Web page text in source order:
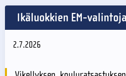
Ikäluokkien EM-valintoja
2.7.2026